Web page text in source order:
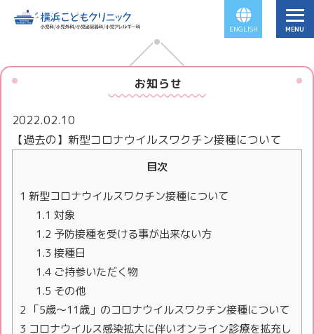
ENGLISH
お知らせ
2022.02.10
【過去の】新型コロナウイルスワクチン接種について
目次
1 新型コロナウイルスワクチン接種について
1.1 対象
1.2 予防接種を受ける事が出来ない方
1.3 接種日
1.4ご持参いただく物
1.5 その他
2 「5歳～11歳」のコロナウイルスワクチン接種について
3 コロナウイルス感染拡大に伴いオンライン診療を拡充し